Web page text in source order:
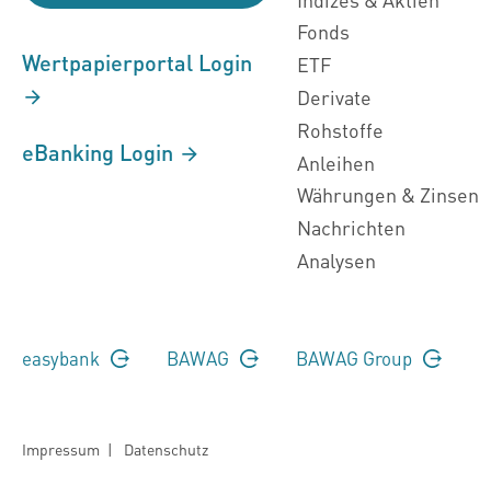
Wertpapierportal Login
eBanking Login
Fonds
ETF
Derivate
Rohstoffe
Anleihen
Währungen & Zinsen
Nachrichten
Analysen
easybank BAWAG BAWAG Group
Impressum | Datenschutz